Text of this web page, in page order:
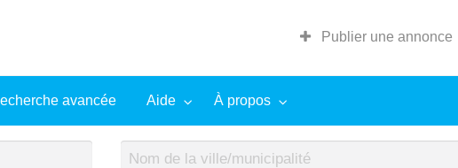
Publier une annonce
avancée Aide À propos